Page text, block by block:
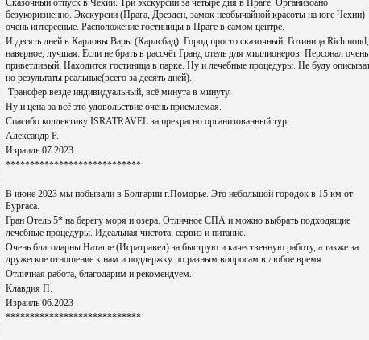
Сказочный отпуск в Чехии. Три экскурсии за четыре дня в Праге. Организоано
безукоризненно. Экскурсии (Прага, Дрезден, замок необычайной красоты на юге Чехии)
очень интересные. Расположение гостиницы в Праге в самом центре.
И десять дней в Карловы Вары (Карлсбад). Город просто сказочный. Готиница Richmond,
наверное, лучшая. Если не брать в рассчёт Гранд отель для миллионеров. Персонал очень
приветливый. Находится гостиница в парке. Ну и лечебные процедуры. Не буду
но результаты реальные(всего за десять дней).
Трансфер везде индивидуальный, всё минута в минуту.
Ну и цена за всё это удовольствие очень приемлемая.
Спасибо коллективу ISRATRAVEL за прекрасно организованный тур.
Александр Р.
Израиль 07.2023
****************************
В июне 2023 мы побывали в Болгарии г.Поморье. Это небольшой городок в 15 км от
Бургаса.
Гран Отель 5* на берегу моря и озера. Отличное СПА и можно выбрать подходящие
лечебные процедуры. Идеальная чистота, сервиз и питание.
Очень благодарны Наташе (Исратравел) за быструю и качественную работу, а также за
дружеское отношение к нам и поддержку по разным вопросам в любое время.
Отличная работа, благодарим и рекомендуем.
Клавдия П.
Израиль 06.2023
****************************